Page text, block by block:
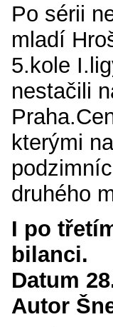
Po sérii
mladí
5.kole
nestačili
kterými
druhého
I po
bilanci.
Datum
Autor